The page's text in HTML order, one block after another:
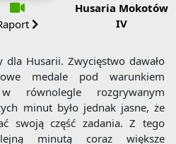
Husaria Mokotów
IV
dla Husarii. Zwycięstwo dawało
medale pod warunkiem
równolegle rozgrywanym
minut było jednak jasne, że
swoją część zadania. Z tego
minutą coraz większe